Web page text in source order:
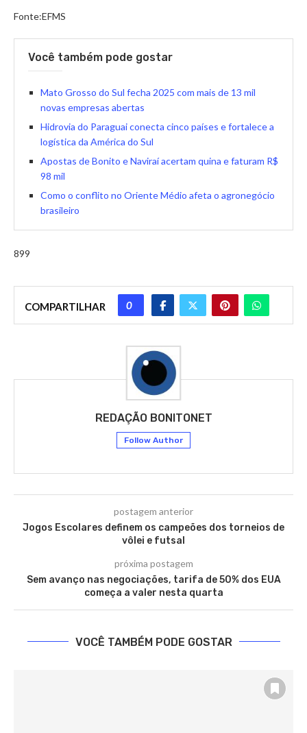
Fonte:EFMS
Você também pode gostar
Mato Grosso do Sul fecha 2025 com mais de 13 mil
novas empresas abertas
Hidrovia do Paraguai conecta cinco países e fortalece a
logística da América do Sul
Apostas de Bonito e Naviraí acertam quina e faturam R$
98 mil
Como o conflito no Oriente Médio afeta o agronegócio
brasileiro
899
COMPARTILHAR 0
REDAÇÃO BONITONET
Follow Author
postagem anterior
Jogos Escolares definem os campeões dos torneios de
vôlei e futsal
próxima postagem
Sem avanço nas negociações, tarifa de 50% dos EUA
começa a valer nesta quarta
VOCÊ TAMBÉM PODE GOSTAR